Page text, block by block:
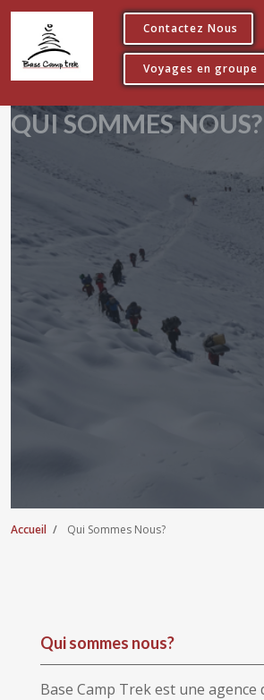
Contactez Nous
Voyages en groupe
QUI SOMMES NOUS?
Accueil Qui Sommes Nous?
Qui sommes nous?
Base Camp Trek est une agence